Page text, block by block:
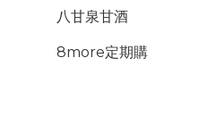
八甘泉甘酒
8more定期購